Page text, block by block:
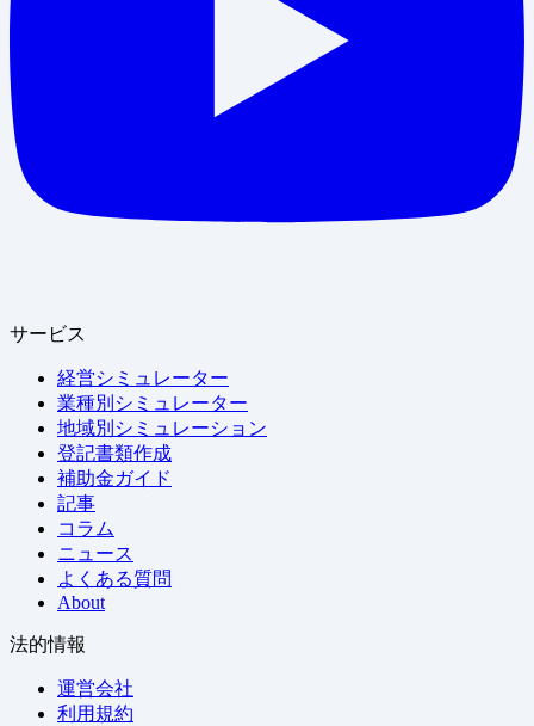
サービス
経営シミュレーター
業種別シミュレーター
地域別シミュレーション
登記書類作成
補助金ガイド
記事
コラム
ニュース
よくある質問
About
法的情報
運営会社
利用規約